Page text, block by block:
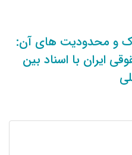
و محدودیت های آن:
ایران با اسناد بین